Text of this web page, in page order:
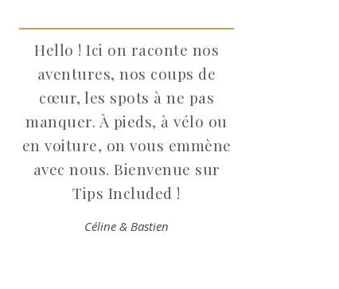
Hello ! Ici on raconte nos
aventures, nos coups de
cœur, les spots à ne pas
manquer. À pieds, à vélo ou
en voiture, on vous emmène
avec nous. Bienvenue sur
Tips Included !
Céline & Bastien